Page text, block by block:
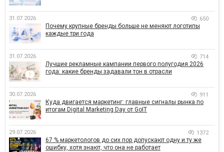
31.07.2026 650
Почему крупные бренды больше не меняют логотипы
каждые три года
31.07.2026 714
Лучшие рекламные кампании первого полугодия 2026
года: какие бренды задавали тон в отрасли
30.07.2026 911
Куда двигается маркетинг: главные сигналы рынка по
итогам Digital Marketing Day от GoIT
29.07.2026 1372
67 % маркетологов до сих пор допускают одну и ту же
ошибку, хотя знают, что она не работает